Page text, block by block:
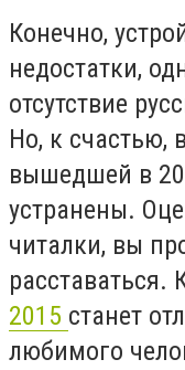
Конечно,
недостатки,
отсутствие
Но, к счастью,
вышедшей в
устранены.
читалки, вы
расставаться.
2015 станет
любимого